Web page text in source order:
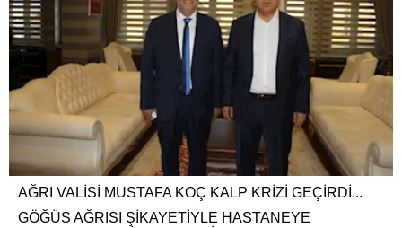
AĞRI VALİSİ MUSTAFA KOÇ KALP KRİZİ GEÇİRDİ...
GÖĞÜS AĞRISI ŞİKAYETİYLE HASTANEYE